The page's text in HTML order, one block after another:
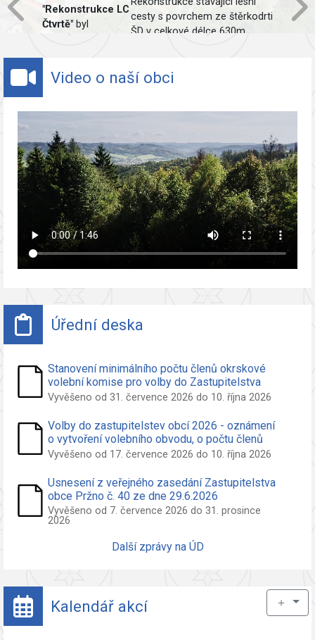
"Rekonstrukce LC
Čtvrtě" byl
cesty s povrchem ze štěrkodrti
ŠD v celkové délce 630m,
Video o naší obci
Úřední deska
Stanovení minimálního počtu členů okrskové
volební komise pro volby do Zastupitelstva
obce Pržno
Vyvěšeno od 31. července 2026 do 10. října 2026
Volby do zastupitelstev obcí 2026 - oznámení
o vytvoření volebního obvodu, o počtu členů
zastupitelstva volených ve volebním obvodu a
nezávislého kandidáta a sdružení nezáv.
kandidátů
Vyvěšeno od 17. července 2026 do 10. října 2026
Usnesení z veřejného zasedání Zastupitelstva
obce Pržno č. 40 ze dne 29.6.2026
Vyvěšeno od 7. července 2026 do 31. prosince
2026
Další zprávy na ÚD
Kalendář akcí ＋